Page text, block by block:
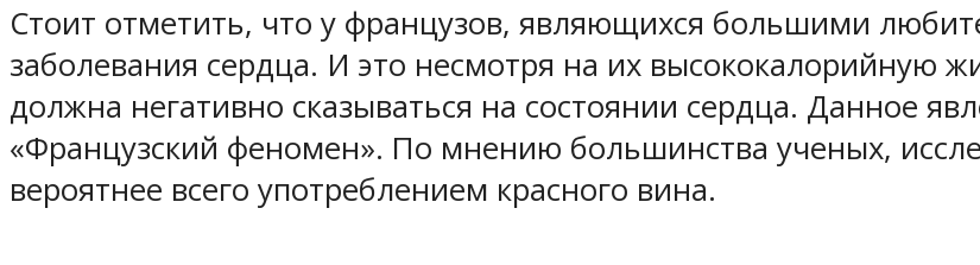
Стоит отметить, что у французов, являющихся большими
заболевания сердца. И это несмотря на их высококалорийную
должна негативно сказываться на состоянии сердца. Данное
«Французский феномен». По мнению большинства ученых,
вероятнее всего употреблением красного вина.